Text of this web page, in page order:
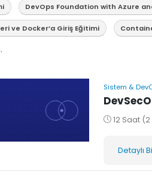
DevOps Foundation with Azure
ve Docker’a Giriş Eğitimi
Sistem &
12 Saat (2
Detaylı